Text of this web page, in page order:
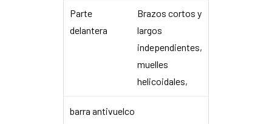
Parte
delantera
Brazos cortos y
largos
independientes,
muelles
helicoidales,
barra antivuelco